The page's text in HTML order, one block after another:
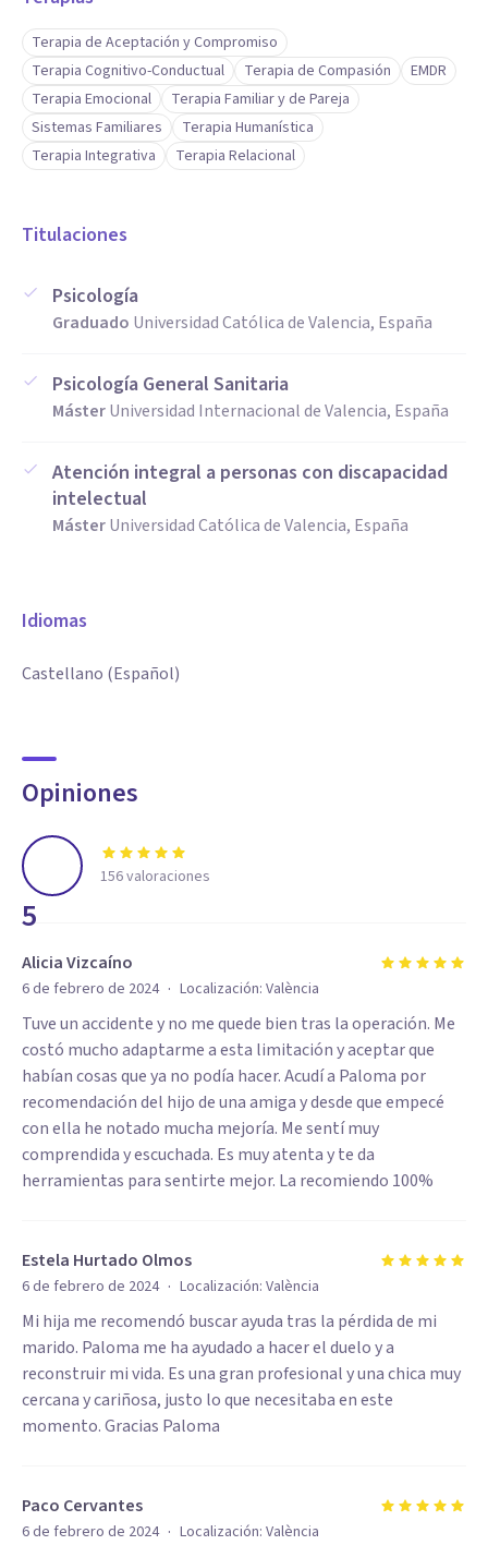
Terapia de Aceptación y Compromiso
Terapia Cognitivo-Conductual
Terapia de Compasión
EMDR
Terapia Emocional
Terapia Familiar y de Pareja
Sistemas Familiares
Terapia Humanística
Terapia Integrativa
Terapia Relacional
Titulaciones
Psicología
Graduado Universidad Católica de Valencia, España
Psicología General Sanitaria
MásterUniversidad Internacional de Valencia, España
Atención integral a personas con discapacidad
intelectual
MásterUniversidad Católica de Valencia, España
Idiomas
Castellano (Español)
Opiniones
5
156valoraciones
Alicia Vizcaíno
6 de febrero de 2024 · Localización: València
Tuve un accidente y no me quede bien tras la operación. Me
costó mucho adaptarme a esta limitación y aceptar que
habían cosas que ya no podía hacer. Acudí a Paloma por
recomendación del hijo de una amiga y desde que empecé
con ella he notado mucha mejoría. Me sentí muy
comprendida y escuchada. Es muy atenta y te da
herramientas para sentirte mejor. La recomiendo 100%
Estela Hurtado Olmos
6 de febrero de 2024 · Localización: València
Mi hija me recomendó buscar ayuda tras la pérdida de mi
marido. Paloma me ha ayudado a hacer el duelo y a
reconstruir mi vida. Es una gran profesional y una chica muy
cercana y cariñosa, justo lo que necesitaba en este
momento. Gracias Paloma
Paco Cervantes
6 de febrero de 2024 · Localización: València